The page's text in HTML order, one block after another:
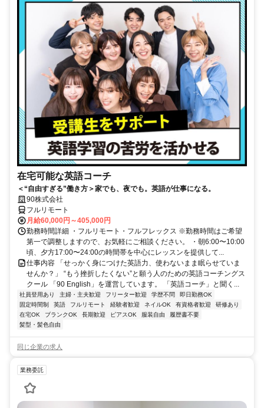
在宅可能な英語コーチ
＜“自由すぎる”働き方＞家でも、夜でも。英語が仕事になる。
90株式会社
フルリモート
月給60,000円～405,000円
勤務時間詳細 ・フルリモート・フルフレックス ※勤務時間はご希望
第一で調整しますので、お気軽にご相談ください。 ・朝6:00〜10:00
頃、夕方17:00〜24:00の時間帯を中心にレッスンを提供して...
仕事内容 「せっかく身につけた英語力、使わないまま眠らせていま
せんか？」 “もう挫折したくない”と願う人のための英語コーチングス
クール 「90 English」を運営しています。 「英語コーチ」と聞く...
社員登用あり 主婦・主夫歓迎 フリーター歓迎 学歴不問
即日勤務OK
固定時間制
英語 フルリモート 経験者歓迎 ネイルOK 有資格者歓迎
研修あり
在宅OK
ブランクOK 長期歓迎 ピアスOK 服装自由
履歴書不要
髪型・髪色自由
同じ企業の求人
業務委託